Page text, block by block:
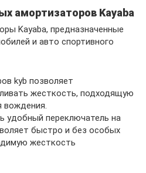
амортизаторов Kayaba
Kayaba, предназначенные
и авто спортивного
kyb позволяет
жесткость, подходящую
вождения.
удобный переключатель на
быстро и без особых
жесткость